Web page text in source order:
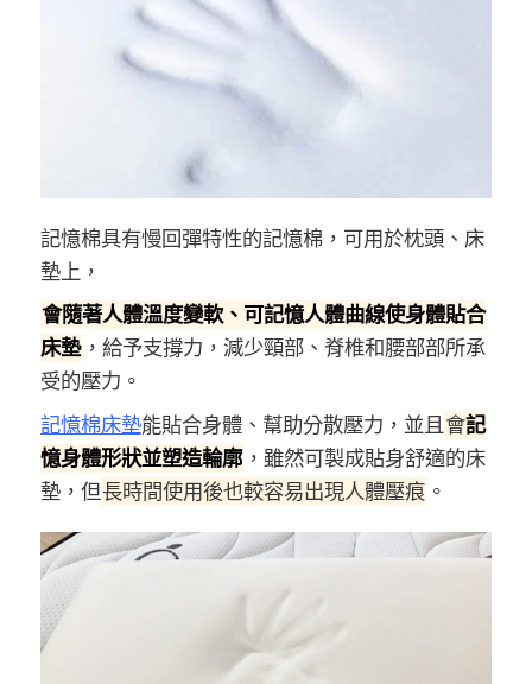
記憶棉具有慢回彈特性的記憶棉，可用於枕頭、床
墊上，
會隨著人體溫度變軟、 可記憶人體曲線使身體貼合
床墊，給予支撐力，減少頸部、脊椎和腰部部所承
受的壓力。
記憶棉床墊能貼合身體、幫助分散壓力，並且 會記
憶身體形狀並塑造輪廓，雖然可製成貼身舒適的床
墊，但長時間使用後也較容易出現人體壓痕 。